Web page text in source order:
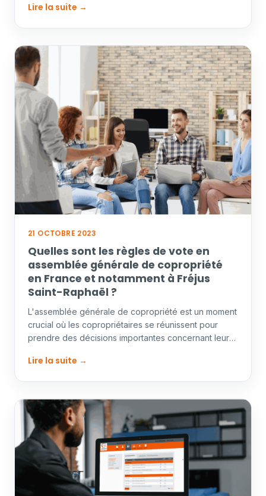
Lire la suite →
21 OCTOBRE 2023
Quelles sont les règles de vote en
assemblée générale de copropriété
en France et notamment à Fréjus
Saint-Raphaël ?
L'assemblée générale de copropriété est un moment
crucial où les copropriétaires se réunissent pour
prendre des décisions importantes concernant leur
Lire la suite →